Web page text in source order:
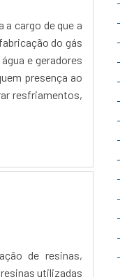
cargo de que a
do gás
e geradores
presença ao
resfriamentos,
de resinas,
utilizadas